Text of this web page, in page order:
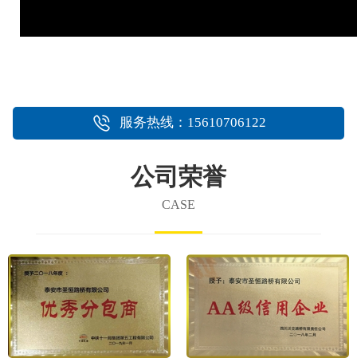
服务热线：15610706122
公司荣誉
CASE